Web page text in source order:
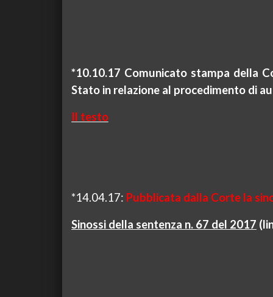
*10.10.17 Comunicato stampa della
Stato in relazione al procedimento di
Il testo
*14.04.17: Pubblicata dalla Corte la
Sinossi della sentenza n. 67 del 2017 (